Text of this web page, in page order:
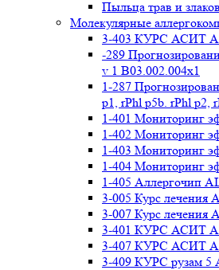
Пыльца трав и
Молекулярные
3-403 КУРС АСИТ
-289
v 1 В03.002.004x1
1-287
p1, rPhl p5b. rPhl p2,
1-401 Мониторинг
1-402 Мониторинг
1-403 Мониторинг
1-404 Мониторинг
1-405 Аллергочип
3-005 Курс
3-007 Курс
3-401 КУРС АСИТ
3-407 КУРС АСИТ
3-409 КУРС рузам 5